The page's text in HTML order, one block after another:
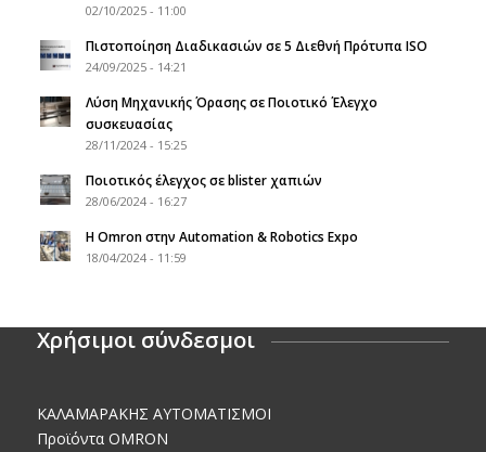
02/10/2025 - 11:00
Πιστοποίηση Διαδικασιών σε 5 Διεθνή Πρότυπα ISO
24/09/2025 - 14:21
Λύση Μηχανικής Όρασης σε Ποιοτικό Έλεγχο
συσκευασίας
28/11/2024 - 15:25
Ποιοτικός έλεγχος σε blister χαπιών
28/06/2024 - 16:27
Η Omron στην Automation & Robotics Expo
18/04/2024 - 11:59
Χρήσιμοι σύνδεσμοι
KΑΛΑΜΑΡΑΚΗΣ AΥΤΟΜΑΤΙΣΜΟΙ
Προϊόντα OMRON